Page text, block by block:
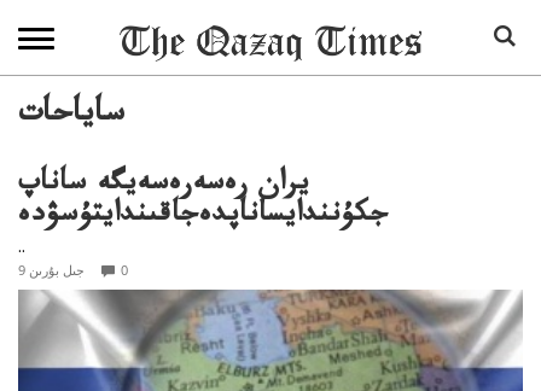
ساياحات
يران رەسەرەسەيگە ساناپ
جكۇنندايساناپدەجاقىندايتۇسۋدە
..
9 جىل بۇرىن 0